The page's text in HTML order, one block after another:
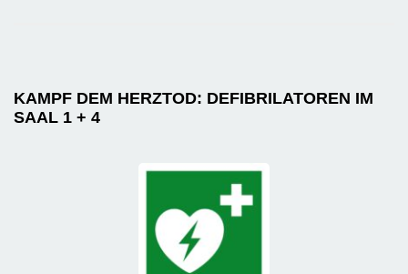
KAMPF DEM HERZTOD: DEFIBRILATOREN IM
SAAL 1 + 4